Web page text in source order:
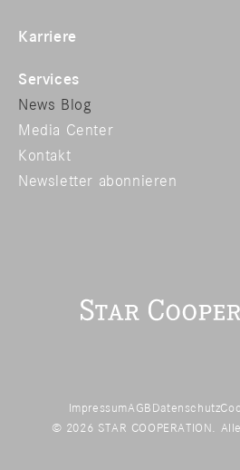
Karriere
Services
News Blog
Media Center
Kontakt
Newsletter abonnieren
ImpressumAGB Datenschutz
© 2026 STAR COOPERATION.